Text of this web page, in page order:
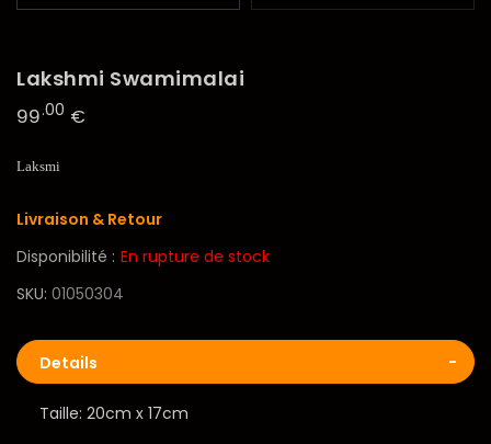
Lakshmi Swamimalai
99.00 €
Laksmi
Livraison & Retour
Disponibilité : En rupture de stock
SKU 01050304
Details
Taille: 20cm x 17cm